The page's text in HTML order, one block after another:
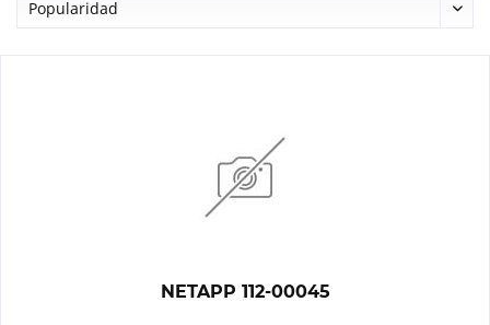
NETAPP 112-00045